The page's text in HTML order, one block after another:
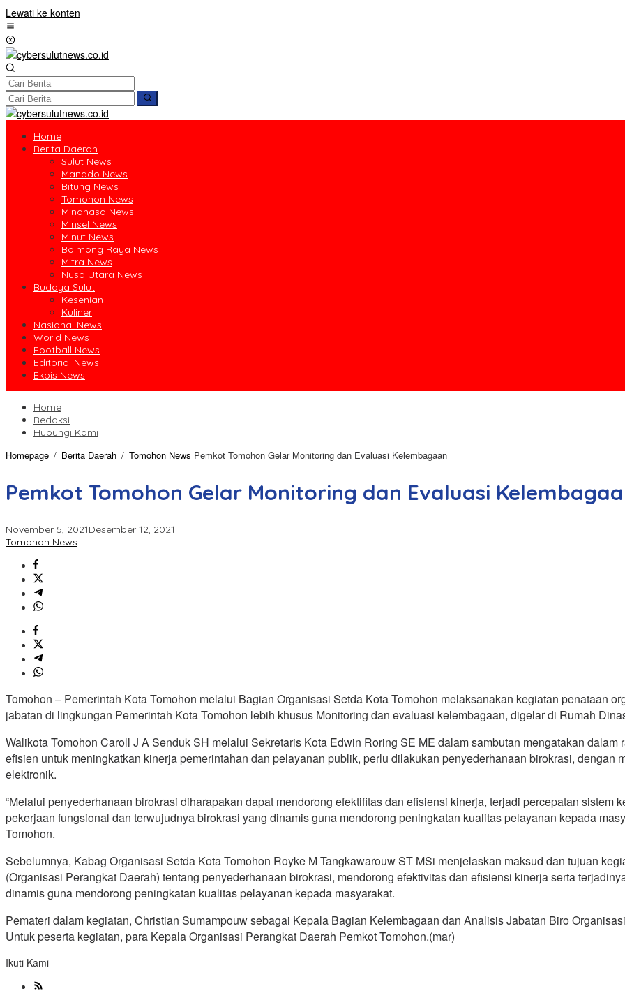
Lewati ke konten
Home
Berita Daerah
Sulut News
Manado News
Bitung News
Tomohon News
Minahasa News
Minsel News
Minut News
Bolmong Raya News
Mitra News
Nusa Utara News
Budaya Sulut
Kesenian
Kuliner
Nasional News
World News
Football News
Editorial News
Ekbis News
Home
Redaksi
Hubungi Kami
Homepage / Berita Daerah / Tomohon News Pemkot Tomohon Gelar Monitoring dan Evaluasi Kelembagaan
Pemkot Tomohon Gelar Monitoring dan Evaluasi
November 5, 2021Desember 12, 2021
Tomohon News
Tomohon – Pemerintah Kota Tomohon melalui Bagian Organisasi Setda Kota Tomohon melaksanakan kegiatan penataan
jabatan di lingkungan Pemerintah Kota Tomohon lebih khusus Monitoring dan evaluasi kelembagaan, digelar di Rumah
Walikota Tomohon Caroll J A Senduk SH melalui Sekretaris Kota Edwin Roring SE ME dalam sambutan mengatakan
efisien untuk meningkatkan kinerja pemerintahan dan pelayanan publik, perlu dilakukan penyederhanaan birokrasi, dengan
elektronik.
“Melalui penyederhanaan birokrasi diharapakan dapat mendorong efektifitas dan efisiensi kinerja, terjadi percepatan sistem
pekerjaan fungsional dan terwujudnya birokrasi yang dinamis guna mendorong peningkatan kualitas pelayanan kepada
Tomohon.
Sebelumnya, Kabag Organisasi Setda Kota Tomohon Royke M Tangkawarouw ST MSi menjelaskan maksud dan tujuan
(Organisasi Perangkat Daerah) tentang penyederhanaan birokrasi, mendorong efektivitas dan efisiensi kinerja serta
dinamis guna mendorong peningkatan kualitas pelayanan kepada masyarakat.
Pemateri dalam kegiatan, Christian Sumampouw sebagai Kepala Bagian Kelembagaan dan Analisis Jabatan Biro
Untuk peserta kegiatan, para Kepala Organisasi Perangkat Daerah Pemkot Tomohon.(mar)
Ikuti Kami